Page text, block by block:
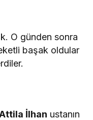
O günden sonra
başak oldular
İlhan ustanın